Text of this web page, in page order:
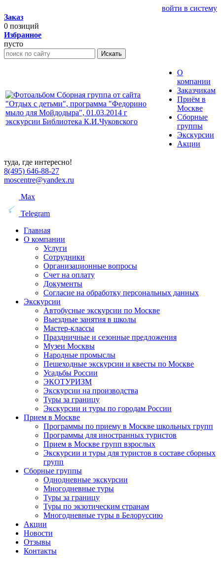
войти в систему
Заказ
0 позиций
Избранное
пусто
Искать
О
компании
Заказчикам
Приём в
Москве
Сборные
группы
Экскурсии
Акции
туда, где интересно!
8(495) 646-88-27
moscentre@yandex.ru
Max
Telegram
Главная
О компании
Услуги
Сотрудники
Организационные вопросы
Счет на оплату
Документы
Согласие на обработку персональных данных
Экскурсии
Автобусные экскурсии по Москве
Выездные занятия в школы
Мастер-классы
Праздничные и сезонные предложения
Музеи Москвы
Народные промыслы
Пешеходные экскурсии и квесты по Москве
Усадьбы России
ЭКОТУРИЗМ
Экскурсии на производства
Туры за границу
Экскурсии и туры по городам России
Прием в Москве
Программы по приему в Москве школьных групп
Программы для иностранных туристов
Прием в Москве групп взрослых
Экскурсии и туры для туристов в составе сборных
групп
Сборные группы
Однодневные экскурсии
Многодневные туры
Туры за границу
Туры по экзотическим странам
Многодневные туры в Белоруссию
Акции
Новости
Отзывы
Контакты